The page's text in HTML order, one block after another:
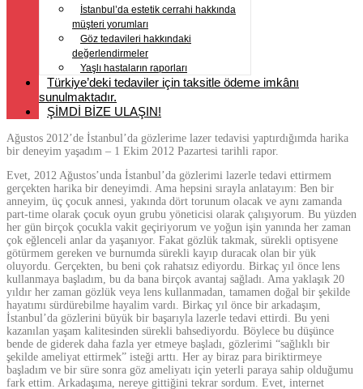
İstanbul’da estetik cerrahi hakkında
müşteri yorumları
Göz tedavileri hakkındaki
değerlendirmeler
Yaşlı hastaların raporları
Türkiye’deki tedaviler için taksitle ödeme imkânı
sunulmaktadır.
ŞİMDİ BİZE ULAŞIN!
Ağustos 2012’de İstanbul’da gözlerime lazer tedavisi yaptırdığımda harika
bir deneyim yaşadım – 1 Ekim 2012 Pazartesi tarihli rapor.
Evet, 2012 Ağustos’unda İstanbul’da gözlerimi lazerle tedavi ettirmem
gerçekten harika bir deneyimdi. Ama hepsini sırayla anlatayım: Ben bir
anneyim, üç çocuk annesi, yakında dört torunum olacak ve aynı zamanda
part-time olarak çocuk oyun grubu yöneticisi olarak çalışıyorum. Bu yüzden
her gün birçok çocukla vakit geçiriyorum ve yoğun işin yanında her zaman
çok eğlenceli anlar da yaşanıyor. Fakat gözlük takmak, sürekli optisyene
götürmem gereken ve burnumda sürekli kayıp duracak olan bir yük
oluyordu. Gerçekten, bu beni çok rahatsız ediyordu. Birkaç yıl önce lens
kullanmaya başladım, bu da bana birçok avantaj sağladı. Ama yaklaşık 20
yıldır her zaman gözlük veya lens kullanmadan, tamamen doğal bir şekilde
hayatımı sürdürebilme hayalim vardı. Birkaç yıl önce bir arkadaşım,
İstanbul’da gözlerini büyük bir başarıyla lazerle tedavi ettirdi. Bu yeni
kazanılan yaşam kalitesinden sürekli bahsediyordu. Böylece bu düşünce
bende de giderek daha fazla yer etmeye başladı, gözlerimi “sağlıklı bir
şekilde ameliyat ettirmek” isteği arttı. Her ay biraz para biriktirmeye
başladım ve bir süre sonra göz ameliyatı için yeterli paraya sahip olduğumu
fark ettim. Arkadaşıma, nereye gittiğini tekrar sordum. Evet, internet